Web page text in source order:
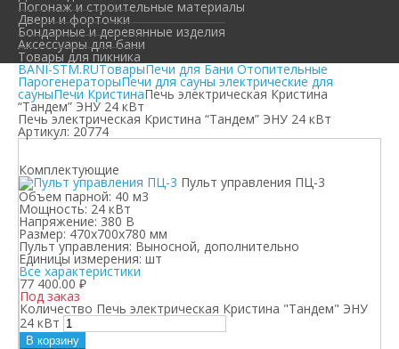
Погонаж и строительные материалы
Двери и форточки
Бондарные и деревянные изделия
Аксессуары для бани
Товары для пикника
BANI-STM.RUТоварыПечи для Бани Отопительные
ПарогенераторыПечи для сауны электрические для
сауныПечи КристинаПечь электрическая Кристина
“Тандем” ЭНУ 24 кВт
Печь электрическая Кристина “Тандем” ЭНУ 24 кВт
Артикул: 20774
Комплектующие
Пульт управления ПЦ-3
Объем парной: 40 м3
Мощность: 24 кВт
Напряжение: 380 В
Размер: 470х700х780 мм
Пульт управления: Выносной, дополнительно
Единицы измерения: шт
Все характеристики
77 400.00 ₽
Под заказ
Количество Печь электрическая Кристина "Тандем" ЭНУ
24 кВт
В корзину